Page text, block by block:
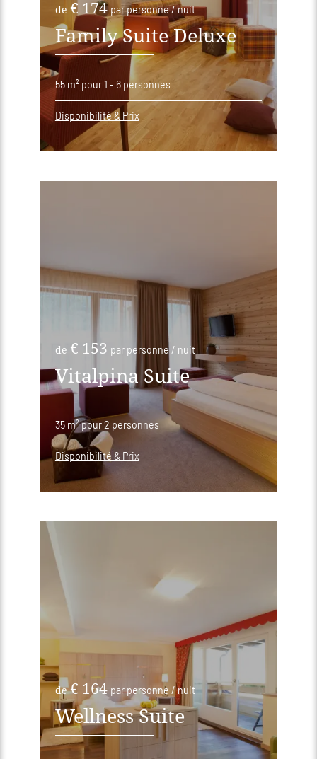
de € 174 par personne / nuit
Family Suite Deluxe
55 m² pour 1 - 6 personnes
Disponibilité & Prix
de € 153 par personne / nuit
Vitalpina Suite
35 m²pour 2 personnes
Disponibilité & Prix
de€ 164 par personne / nuit
Wellness Suite